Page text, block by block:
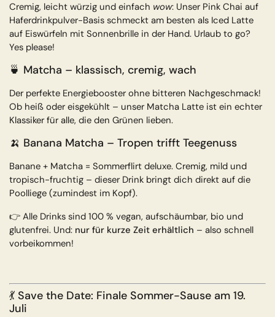
Cremig, leicht würzig und einfach wow: Unser Pink Chai auf
Haferdrinkpulver-Basis schmeckt am besten als Iced Latte
auf Eiswürfeln mit Sonnenbrille in der Hand. Urlaub to go?
Yes please!
🍵 Matcha – klassisch, cremig, wach
Der perfekte Energiebooster ohne bitteren Nachgeschmack!
Ob heiß oder eisgekühlt – unser Matcha Latte ist ein echter
Klassiker für alle, die den Grünen lieben.
🍌 Banana Matcha – Tropen trifft Teegenuss
Banane + Matcha = Sommerflirt deluxe. Cremig, mild und
tropisch-fruchtig – dieser Drink bringt dich direkt auf die
Poolliege (zumindest im Kopf).
👉 Alle Drinks sind 100 % vegan, aufschäumbar, bio und
glutenfrei. Und: nur für kurze Zeit erhältlich – also schnell
vorbeikommen!
💃 Save the Date: Finale Sommer-Sause am 19.
Juli